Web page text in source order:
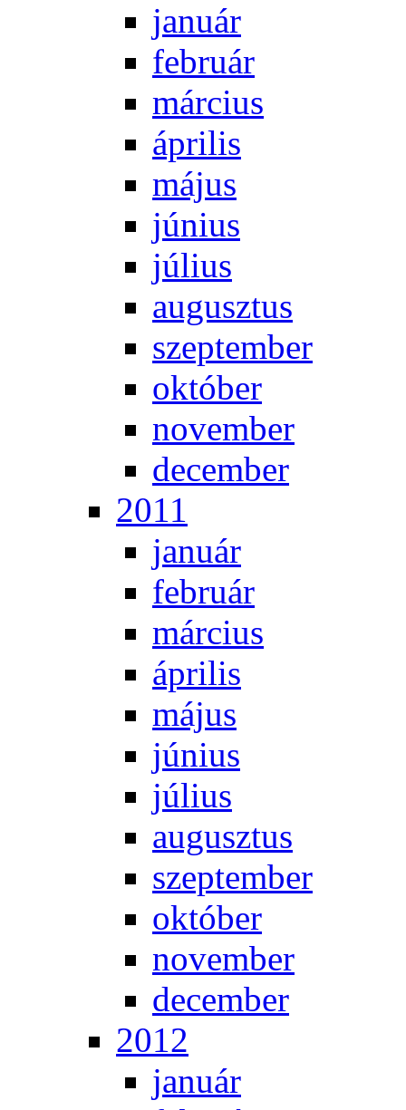
ja­nu­ár
feb­ru­ár
már­ci­us
áp­ri­lis
má­jus
jú­ni­us
jú­li­us
au­gusz­tus
szep­tem­ber
ok­tó­ber
no­vem­ber
de­cem­ber
2011
ja­nu­ár
feb­ru­ár
már­ci­us
áp­ri­lis
má­jus
jú­ni­us
jú­li­us
au­gusz­tus
szep­tem­ber
ok­tó­ber
no­vem­ber
de­cem­ber
2012
ja­nu­ár